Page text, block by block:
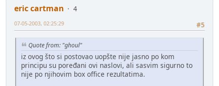
eric cartman
4
#5
07-05-2003, 02:25:29
Quote from: "ghoul"
iz ovog što si postovao uopšte nije jasno po kom
principu su poređani ovi naslovi, ali sasvim sigurno to
nije po njihovim box office rezultatima.